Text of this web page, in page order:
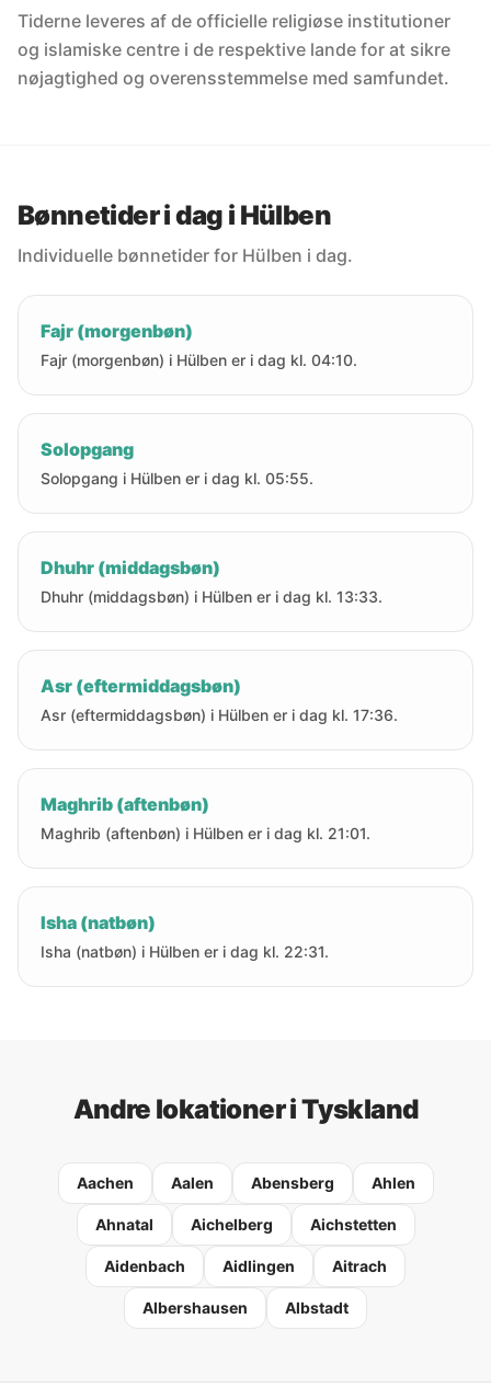
Tiderne leveres af de officielle religiøse institutioner
og islamiske centre i de respektive lande for at sikre
nøjagtighed og overensstemmelse med samfundet.
Bønnetider i dag i Hülben
Individuelle bønnetider for Hülben i dag.
Fajr (morgenbøn)
Fajr (morgenbøn) i Hülben er i dag kl. 04:10.
Solopgang
Solopgang i Hülben er i dag kl. 05:55.
Dhuhr (middagsbøn)
Dhuhr (middagsbøn) i Hülben er i dag kl. 13:33.
Asr (eftermiddagsbøn)
Asr (eftermiddagsbøn) i Hülben er i dag kl. 17:36.
Maghrib (aftenbøn)
Maghrib (aftenbøn) i Hülben er i dag kl. 21:01.
Isha (natbøn)
Isha (natbøn) i Hülben er i dag kl. 22:31.
Andre lokationer i Tyskland
Aachen Aalen Abensberg Ahlen
Ahnatal Aichelberg Aichstetten
Aidenbach Aidlingen Aitrach
Albershausen Albstadt